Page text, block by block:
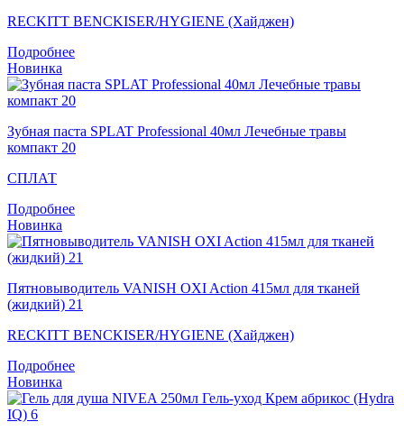
RECKITT BENCKISER/HYGIENE (Хайджен)
Подробнее
Новинка
Зубная паста SPLAT Professional 40мл Лечебные травы
компакт 20
СПЛАТ
Подробнее
Новинка
Пятновыводитель VANISH OXI Action 415мл для тканей
(жидкий) 21
RECKITT BENCKISER/HYGIENE (Хайджен)
Подробнее
Новинка